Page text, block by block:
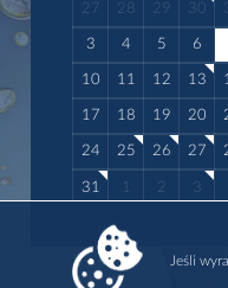
27 28 29 30
3 4 5 6
10 11 12 13
17 18 19 20
24 25 26 27
31 1 2 3
Jeśli